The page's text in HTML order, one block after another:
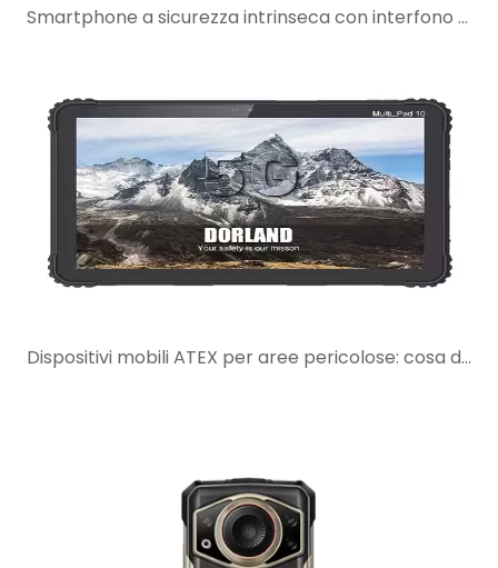
Smartphone a sicurezza intrinseca con interfono walkie-talkie: quando è la scelta migliore?
Dispositivi mobili ATEX per aree pericolose: cosa dovrebbero verificare gli acquirenti prima della scelta